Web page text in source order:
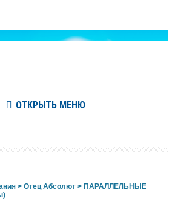
ОТКРЫТЬ МЕНЮ
>Отец Абсолют >ПАРАЛЛЕЛЬНЫЕ